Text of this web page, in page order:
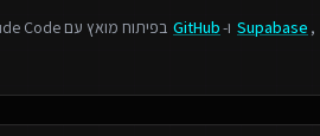
Supabase , ו-GitHub